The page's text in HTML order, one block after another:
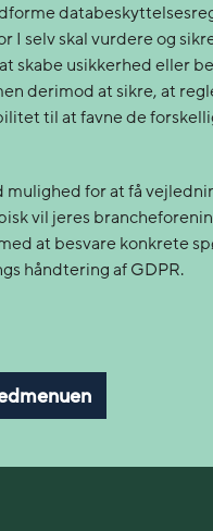
I selv skal vurdere og
skabe usikkerhed eller
derimod at sikre, at
til at favne de
mulighed for at få
vil jeres
at besvare konkrete
håndtering af GDPR.